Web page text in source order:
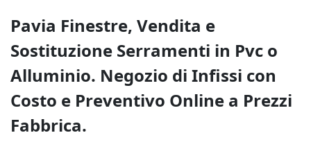
Pavia Finestre, Vendita e
Sostituzione Serramenti in Pvc o
Alluminio. Negozio di Infissi con
Costo e Preventivo Online a Prezzi
Fabbrica.